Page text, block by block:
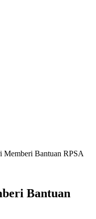
Memberi Bantuan RPSA
Bantuan